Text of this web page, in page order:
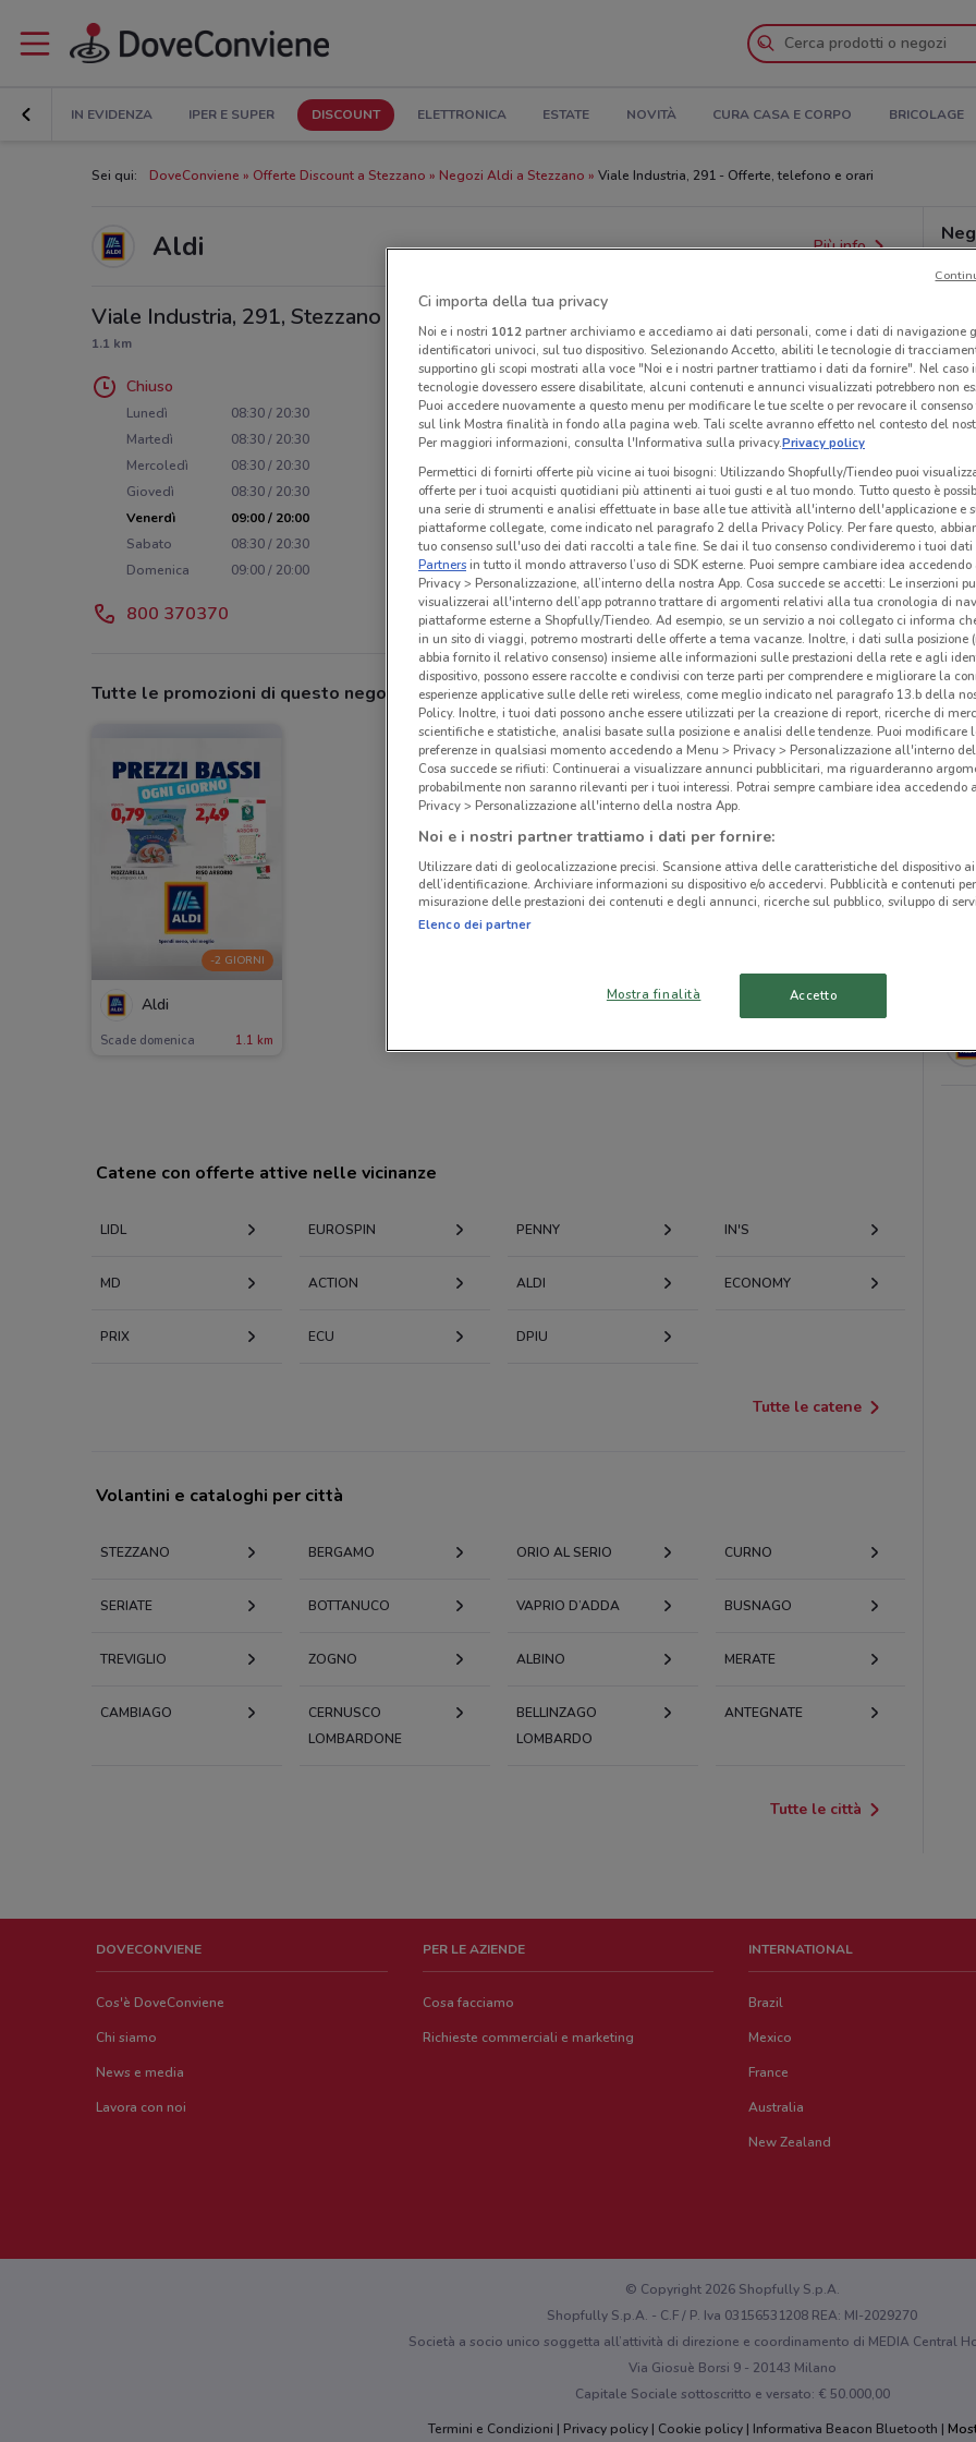
IN EVIDENZA IPER E SUPER DISCOUNT ELETTRONICA ESTATE NOVITÀ CURA CASA E CORPO BRICOLAGE
Sei qui: DoveConviene Offerte Discount a Stezzano Negozi Aldi a Stezzano Viale Industria, 291 - Offerte, telefono e orari
Aldi Più info
Viale Industria, 291, Stezzano
1.1 km
Chiuso
Lunedì
08:30 / 20:30
Martedì
08:30 / 20:30
Mercoledì
08:30 / 20:30
Giovedì
08:30 / 20:30
Venerdì
09:00 / 20:00
Sabato
08:30 / 20:30
Domenica
09:00 / 20:00
800 370370
Tutte le promozioni di questo negozio
-2 GIORNI
Aldi
Scade domenica 1.1 km
Catene con offerte attive nelle vicinanze
LIDL EUROSPIN PENNY IN'S
MD ACTION ALDI ECONOMY
PRIX ECU DPIU
Tutte le catene
Volantini e cataloghi per città
STEZZANO BERGAMO ORIO AL SERIO CURNO
SERIATE BOTTANUCO VAPRIO D’ADDA BUSNAGO
TREVIGLIO ZOGNO ALBINO MERATE
CAMBIAGO
CERNUSCO
LOMBARDONE
BELLINZAGO
LOMBARDO
ANTEGNATE
Tutte le città
DOVECONVIENE
Cos'è DoveConviene
Chi siamo
News e media
Lavora con noi
PER LE AZIENDE
Cosa facciamo
Richieste commerciali e marketing
INTERNATIONAL
Brazil
Mexico
France
Australia
New Zealand
© Copyright 2026 Shopfully S.p.A.
Shopfully S.p.A. - C.F / P. Iva 03156531208 REA: MI-2029270
Società a socio unico soggetta all’attività di direzione e coordinamento di MEDIA Central
Via Giosuè Borsi 9 - 20143 Milano
Capitale Sociale sottoscritto e versato: € 50.000,00
Termini e Condizioni
Privacy policy Cookie policy Informativa Beacon Bluetooth
Ci importa della tua privacy
Noi e i nostri 1012partner archiviamo e accediamo ai dati personali, come i dati di navigazione
identificatori univoci, sul tuo dispositivo. Selezionando Accetto, abiliti le tecnologie di
supportino gli scopi mostrati alla voce "Noi e i nostri partner trattiamo i dati da fornire". Nel caso
tecnologie dovessero essere disabilitate, alcuni contenuti e annunci visualizzati potrebbero non
Puoi accedere nuovamente a questo menu per modificare le tue scelte o per revocare il
sul link Mostra finalità in fondo alla pagina web. Tali scelte avranno effetto nel contesto del
Per maggiori informazioni, consulta l'Informativa sulla privacy.Privacy policy
Permettici di fornirti offerte più vicine ai tuoi bisogni: Utilizzando Shopfully/Tiendeo puoi
offerte per i tuoi acquisti quotidiani più attinenti ai tuoi gusti e al tuo mondo. Tutto questo è
una serie di strumenti e analisi effettuate in base alle tue attività all'interno dell'applicazione e
piattaforme collegate, come indicato nel paragrafo 2 della Privacy Policy. Per fare questo,
tuo consenso sull'uso dei dati raccolti a tale fine. Se dai il tuo consenso condivideremo i tuoi dati
Partnersin tutto il mondo attraverso l’uso di SDK esterne. Puoi sempre cambiare idea accedendo
Privacy > Personalizzazione, all’interno della nostra App. Cosa succede se accetti: Le inserzioni
visualizzerai all'interno dell’app potranno trattare di argomenti relativi alla tua cronologia di
piattaforme esterne a Shopfully/Tiendeo. Ad esempio, se un servizio a noi collegato ci informa
in un sito di viaggi, potremo mostrarti delle offerte a tema vacanze. Inoltre, i dati sulla posizione
abbia fornito il relativo consenso) insieme alle informazioni sulle prestazioni della rete e agli
dispositivo, possono essere raccolte e condivisi con terze parti per comprendere e migliorare la
esperienze applicative sulle delle reti wireless, come meglio indicato nel paragrafo 13.b della
Policy. Inoltre, i tuoi dati possono anche essere utilizzati per la creazione di report, ricerche di
scientifiche e statistiche, analisi basate sulla posizione e analisi delle tendenze. Puoi modificare
preferenze in qualsiasi momento accedendo a Menu > Privacy > Personalizzazione all'interno
Cosa succede se rifiuti: Continuerai a visualizzare annunci pubblicitari, ma riguarderanno
probabilmente non saranno rilevanti per i tuoi interessi. Potrai sempre cambiare idea accedendo
Privacy > Personalizzazione all'interno della nostra App.
Noi e i nostri partner trattiamo i dati per fornire:
Utilizzare dati di geolocalizzazione precisi. Scansione attiva delle caratteristiche del dispositivo
dell’identificazione. Archiviare informazioni su dispositivo e/o accedervi. Pubblicità e contenuti
misurazione delle prestazioni dei contenuti e degli annunci, ricerche sul pubblico, sviluppo di
Elenco dei partner
Mostra finalità Accetto